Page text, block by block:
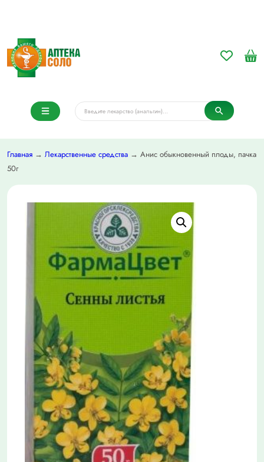
Главная → Лекарственные средства → Анис обыкновенный плоды, пачка
50г